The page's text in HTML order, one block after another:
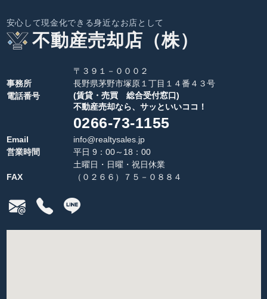
安心して現金化できる身近なお店として
不動産売却店（株）
〒３９１－０００２
事務所
長野県茅野市塚原１丁目１４番４３号
電話番号
(賃貸・売買 総合受付窓口)
不動産売却なら、サッといいココ！
0266-73-1155
Email
info@realtysales.jp
営業時間
平日 9：00～18：00
土曜日・日曜・祝日休業
FAX
（０２６６）７５－０８８４